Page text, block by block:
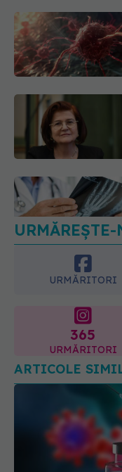
URMĂRITORI
URMĂRITORI
ARTICOLE